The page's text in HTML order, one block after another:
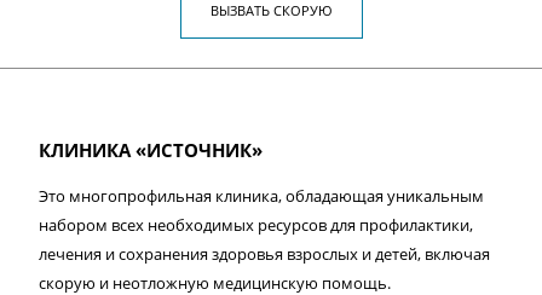
ВЫЗВАТЬ СКОРУЮ
КЛИНИКА «ИСТОЧНИК»
Это многопрофильная клиника, обладающая уникальным
набором всех необходимых ресурсов для профилактики,
лечения и сохранения здоровья взрослых и детей, включая
скорую и неотложную медицинскую помощь.